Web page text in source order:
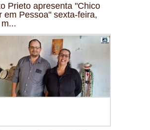
Prieto apresenta "Chico
em Pessoa" sexta-feira,